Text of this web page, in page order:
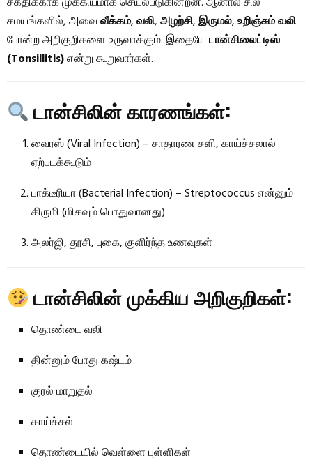
சமயங்களில், அவைவீக்கம்,வலி,அழற்சி,இருமல்,உறிஞ்சும் வலி
போன்ற அறிகுறிகளை உருவாக்கும். இதையேடான்சிலைட்டிஸ்
(Tonsillitis)என்று கூறுவார்கள்.
டான்சிலின் காரணங்கள்:
வைரஸ் (Viral Infection) – சாதாரண சளி, காய்ச்சலால்
ஏற்படக்கூடும்
பாக்டீரியா (Bacterial Infection) – Streptococcus என்னும்
கிருமி (மிகவும் பொதுவானது)
அலர்ஜி, தூசி, புகை, குளிர்ந்த உணவுகள்
டான்சிலின் முக்கிய அறிகுறிகள்:
தொண்டை வலி
தின்னும் போது கஷ்டம்
குரல் மாறுதல்
காய்ச்சல்
தொண்டையில் வெள்ளை புள்ளிகள்